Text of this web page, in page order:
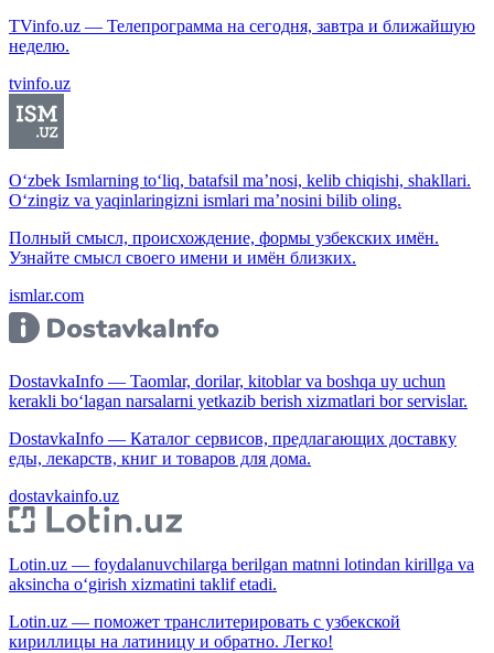
TVinfo.uz — Телепрограмма на сегодня, завтра и ближайшую
неделю.
tvinfo.uz
O‘zbek Ismlarning to‘liq, batafsil ma’nosi, kelib chiqishi, shakllari.
O‘zingiz va yaqinlaringizni ismlari ma’nosini bilib oling.
Полный смысл, происхождение, формы узбекских имён.
Узнайте смысл своего имени и имён близких.
ismlar.com
DostavkaInfo — Taomlar, dorilar, kitoblar va boshqa uy uchun
kerakli bo‘lagan narsalarni yetkazib berish xizmatlari bor servislar.
DostavkaInfo — Каталог сервисов, предлагающих доставку
еды, лекарств, книг и товаров для дома.
dostavkainfo.uz
Lotin.uz — foydalanuvchilarga berilgan matnni lotindan kirillga va
aksincha o‘girish xizmatini taklif etadi.
Lotin.uz — поможет транслитерировать с узбекской
кириллицы на латиницу и обратно. Легко!